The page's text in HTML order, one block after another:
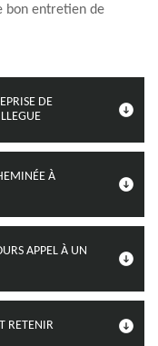
bon entretien de
DE
À
APPEL À UN
RETENIR